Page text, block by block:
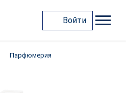
Войти
Парфюмерия